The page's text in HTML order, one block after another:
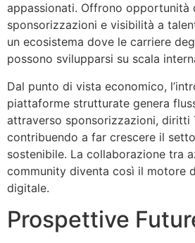
appassionati. Offrono opportunità
sponsorizzazioni e visibilità a
un ecosistema dove le carriere
possono svilupparsi su scala
Dal punto di vista economico,
piattaforme strutturate genera
attraverso sponsorizzazioni, diritti
contribuendo a far crescere il
sostenibile. La collaborazione tra
community diventa così il motore
digitale.
Prospettive